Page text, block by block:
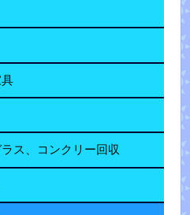
ス、コンクリー回収